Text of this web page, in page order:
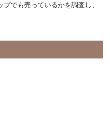
でも売っているかを調査し、